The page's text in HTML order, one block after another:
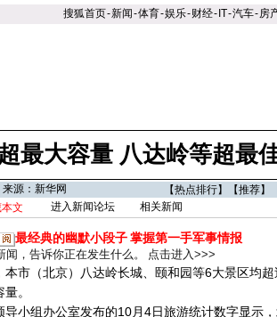
搜狐首页-新闻-体育-娱乐-财经- IT-汽车-房
最大容量 八达岭等超最
源：新华网 【热点排行】【推荐】
文 进入新闻论坛 相关新闻
最经典的幽默小段子掌握第一手军事情报
闻，告诉你正在发生什么。 点击进入>>>
（北京）八达岭长城、颐和园等6大景区均超
。
组办公室发布的10月4日旅游统计数字显示，